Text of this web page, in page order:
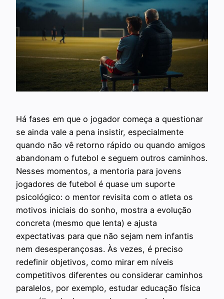
Há fases em que o jogador começa a questionar
se ainda vale a pena insistir, especialmente
quando não vê retorno rápido ou quando amigos
abandonam o futebol e seguem outros caminhos.
Nesses momentos, a mentoria para jovens
jogadores de futebol é quase um suporte
psicológico: o mentor revisita com o atleta os
motivos iniciais do sonho, mostra a evolução
concreta (mesmo que lenta) e ajusta
expectativas para que não sejam nem infantis
nem desesperançosas. Às vezes, é preciso
redefinir objetivos, como mirar em níveis
competitivos diferentes ou considerar caminhos
paralelos, por exemplo, estudar educação física